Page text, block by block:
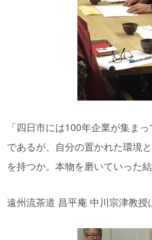
「四日市には100年企業が集ま
であるが、自分の置かれた環境
を持つか。本物を磨いていった
遠州流茶道 昌平庵 中川宗津教授